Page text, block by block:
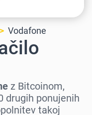
Vodafone
z Bitcoinom,
drugih ponujenih
takoj